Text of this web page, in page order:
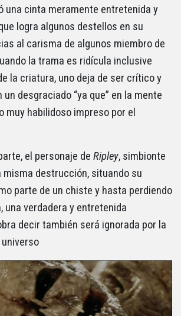
una cinta meramente entretenida y
logra algunos destellos en su
al carisma de algunos miembro de
la trama es ridícula inclusive
la criatura, uno deja de ser crítico y
desgraciado “ya que” en la mente
muy habilidoso impreso por el
el personaje de Ripley, simbionte
destrucción, situando su
parte de un chiste y hasta perdiendo
una verdadera y entretenida
decir también será ignorada por la